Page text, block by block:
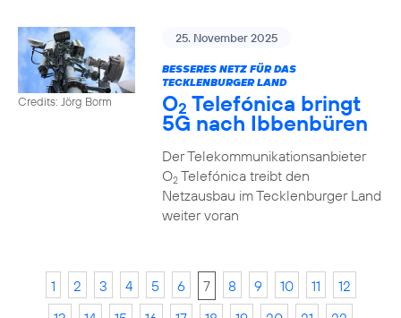
Credits: Jörg Borm
25. November 2025
BESSERES NETZ FÜR DAS
TECKLENBURGER LAND
O2 Telefónica bringt
5G nach Ibbenbüren
Der Telekommunikationsanbieter
O2Telefónica treibt den
Netzausbau im Tecklenburger Land
weiter voran
1 2 3 4 5 6 7 8 9 10 11
12